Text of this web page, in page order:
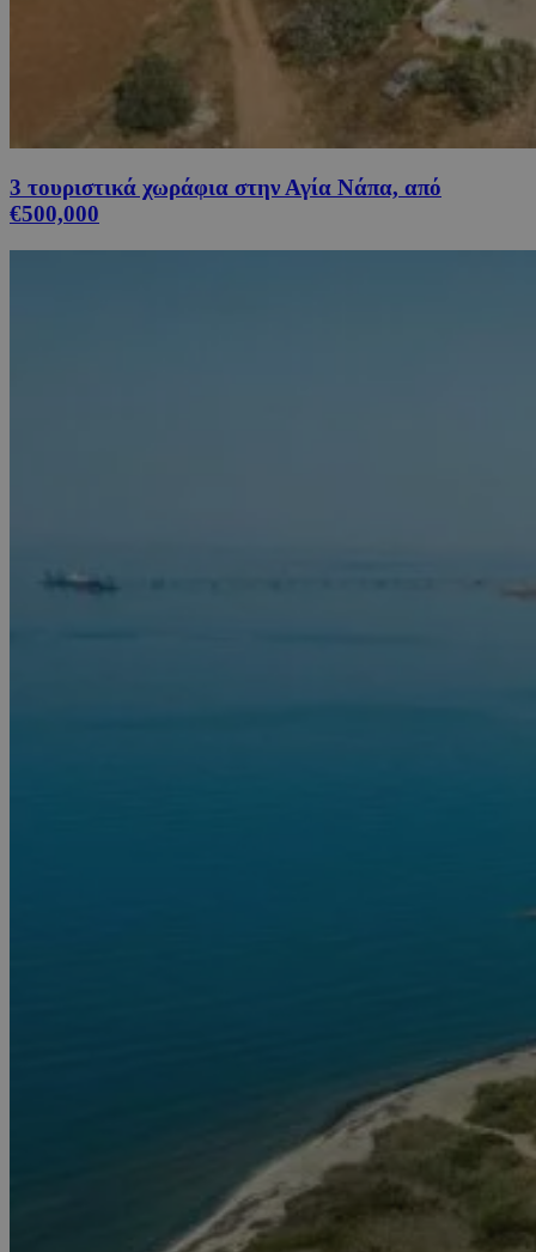
3 τουριστικά χωράφια στην Αγία Νάπα, από
€500,000